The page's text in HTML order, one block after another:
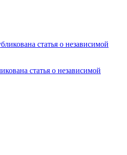
статья о независимой